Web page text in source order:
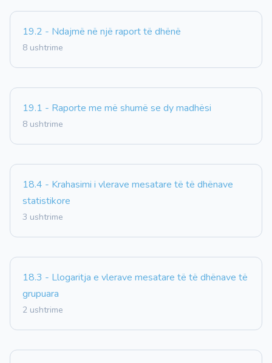
19.2 - Ndajmë në një raport të dhënë
8 ushtrime
19.1 - Raporte me më shumë se dy madhësi
8 ushtrime
18.4 - Krahasimi i vlerave mesatare të të dhënave
statistikore
3 ushtrime
18.3 - Llogaritja e vlerave mesatare të të dhënave të
grupuara
2 ushtrime